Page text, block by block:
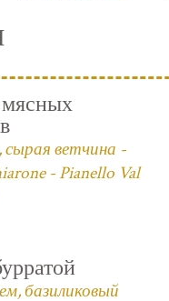
сырая ветчина -
- Pianello Val
базиликовый